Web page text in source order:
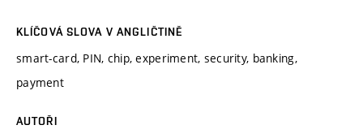
KLÍČOVÁ SLOVA V ANGLIČTINĚ
smart-card, PIN, chip, experiment, security, banking,
payment
AUTOŘI